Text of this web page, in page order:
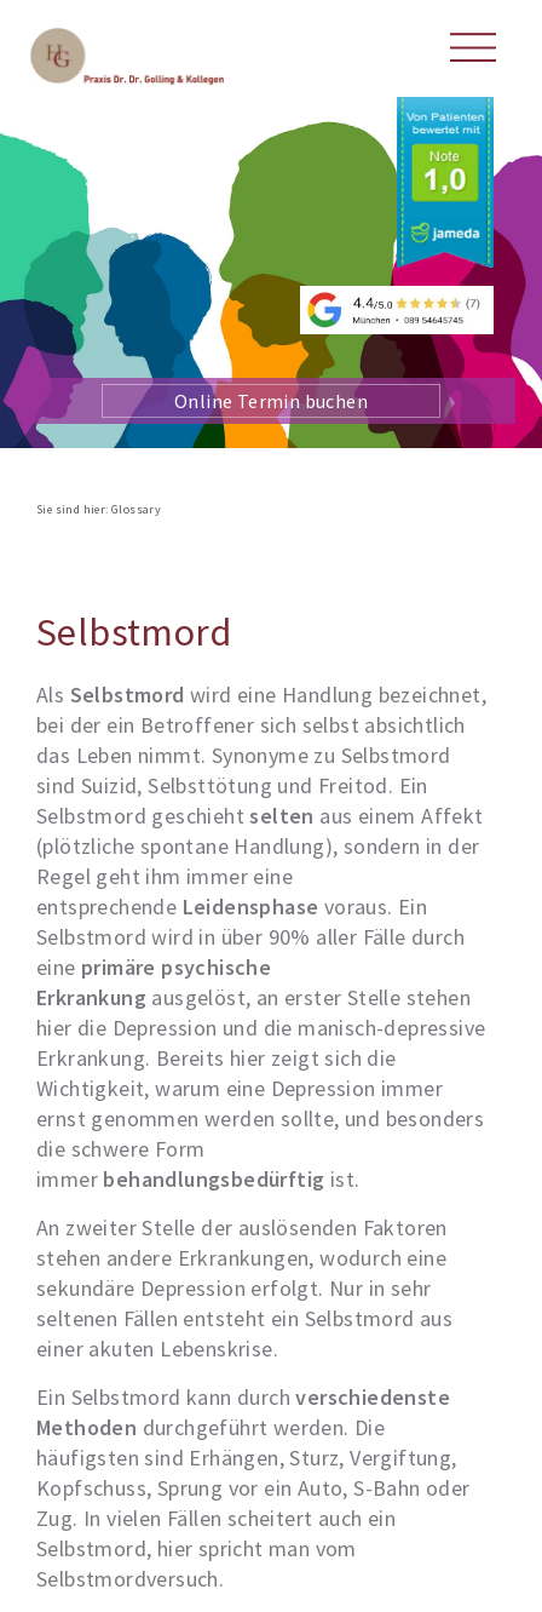
Online Termin buchen
Sie sind hier:Glossary
Selbstmord
Als Selbstmord wird eine Handlung bezeichnet,
bei der ein Betroffener sich selbst absichtlich
das Leben nimmt. Synonyme zu Selbstmord
sind Suizid, Selbsttötung und Freitod. Ein
Selbstmord geschiehtselten aus einem Affekt
(plötzliche spontane Handlung), sondern in der
Regel geht ihm immer eine
entsprechende Leidensphase voraus. Ein
Selbstmord wird in über 90% aller Fälle durch
eine primäre psychische
Erkrankung ausgelöst, an erster Stelle stehen
hier die Depression und die manisch-depressive
Erkrankung. Bereits hier zeigt sich die
Wichtigkeit, warum eine Depression immer
ernst genommen werden sollte, und besonders
die schwere Form
immer behandlungsbedürftig ist.
An zweiter Stelle der auslösenden Faktoren
stehen andere Erkrankungen, wodurch eine
sekundäre Depression erfolgt. Nur in sehr
seltenen Fällen entsteht ein Selbstmord aus
einer akuten Lebenskrise.
Ein Selbstmord kann durchverschiedenste
Methoden durchgeführt werden. Die
häufigsten sind Erhängen, Sturz, Vergiftung,
Kopfschuss, Sprung vor ein Auto, S-Bahn oder
Zug. In vielen Fällen scheitert auch ein
Selbstmord, hier spricht man vom
Selbstmordversuch.